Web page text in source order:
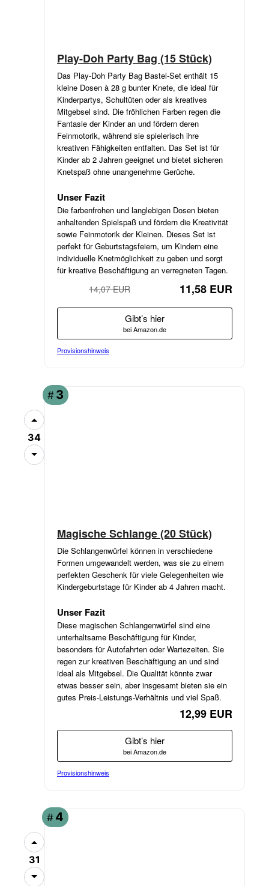
Play-Doh Party Bag (15 Stück)
Das Play-Doh Party Bag Bastel-Set enthält 15
kleine Dosen à 28 g bunter Knete, die ideal für
Kinderpartys, Schultüten oder als kreatives
Mitgebsel sind. Die fröhlichen Farben regen die
Fantasie der Kinder an und fördern deren
Feinmotorik, während sie spielerisch ihre
kreativen Fähigkeiten entfalten. Das Set ist für
Kinder ab 2 Jahren geeignet und bietet sicheren
Knetspaß ohne unangenehme Gerüche.
Unser Fazit
Die farbenfrohen und langlebigen Dosen bieten
anhaltenden Spielspaß und fördern die Kreativität
sowie Feinmotorik der Kleinen. Dieses Set ist
perfekt für Geburtstagsfeiern, um Kindern eine
individuelle Knetmöglichkeit zu geben und sorgt
für kreative Beschäftigung an verregneten Tagen.
14,07 EUR 11,58 EUR
Gibt’s hier
bei Amazon.de
Provisionshinweis
# 3
34
Magische Schlange (20 Stück)
Die Schlangenwürfel können in verschiedene
Formen umgewandelt werden, was sie zu einem
perfekten Geschenk für viele Gelegenheiten wie
Kindergeburtstage für Kinder ab 4 Jahren macht.
Unser Fazit
Diese magischen Schlangenwürfel sind eine
unterhaltsame Beschäftigung für Kinder,
besonders für Autofahrten oder Wartezeiten. Sie
regen zur kreativen Beschäftigung an und sind
ideal als Mitgebsel. Die Qualität könnte zwar
etwas besser sein, aber insgesamt bieten sie ein
gutes Preis-Leistungs-Verhältnis und viel Spaß.
12,99 EUR
Gibt’s hier
bei Amazon.de
Provisionshinweis
# 4
31